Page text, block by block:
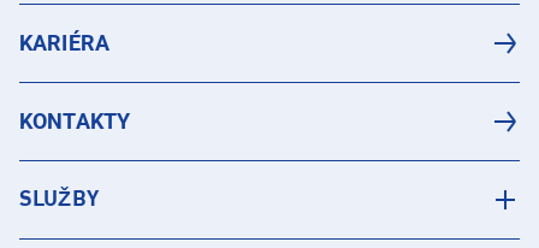
KARIÉRA
KONTAKTY
SLUŽBY